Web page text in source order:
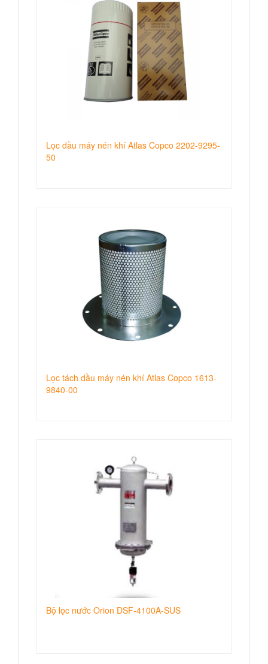
Lọc dầu máy nén khí Atlas Copco 2202-9295-
50
Lọc tách dầu máy nén khí Atlas Copco 1613-
9840-00
Bộ lọc nước Orion DSF-4100A-SUS